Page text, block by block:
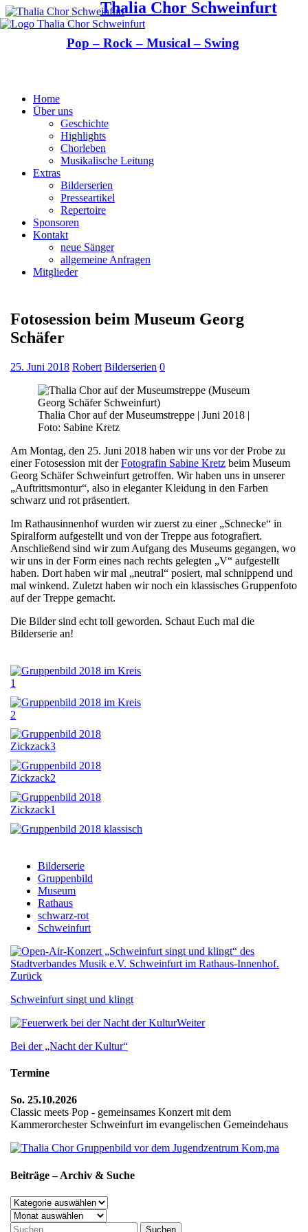
Thalia Chor Schweinfurt
Pop – Rock – Musical – Swing
Home
Über uns
Geschichte
Highlights
Chorleben
Musikalische Leitung
Extras
Bilderserien
Presseartikel
Repertoire
Sponsoren
Kontakt
neue Sänger
allgemeine Anfragen
Mitglieder
Fotosession beim Museum Georg
Schäfer
25. Juni 2018 Robert Bilderserien 0
Thalia Chor auf der Museumstreppe | Juni 2018 |
Foto: Sabine Kretz
Am Montag, den 25. Juni 2018 haben wir uns vor der Probe zu
einer Fotosession mit derFotografin Sabine Kretz beim Museum
Georg Schäfer Schweinfurt getroffen. Wir haben uns in unserer
„Auftrittsmontur“, also in eleganter Kleidung in den Farben
schwarz und rot präsentiert.
Im Rathausinnenhof wurden wir zuerst zu einer „Schnecke“ in
Spiralform aufgestellt und von der Treppe aus fotografiert.
Anschließend sind wir zum Aufgang des Museums gegangen, wo
wir uns in der Form eines nach rechts gelegten „V“ aufgestellt
haben. Dort haben wir mal „neutral“ posiert, mal schnippend und
mal winkend. Zuletzt haben wir noch ein klassisches Gruppenfoto
auf der Treppe gemacht.
Die Bilder sind echt toll geworden. Schaut Euch mal die
Bilderserie an!
Bilderserie
Gruppenbild
Museum
Rathaus
schwarz-rot
Schweinfurt
Zurück
Schweinfurt singt und klingt
Weiter
Bei der „Nacht der Kultur“
Termine
So. 25.10.2026
Classic meets Pop - gemeinsames Konzert mit dem
Kammerorchester Schweinfurt im evangelischen Gemeindehaus
Beiträge – Archiv & Suche
Beiträge
–
Archiv
Archiv
Suchen